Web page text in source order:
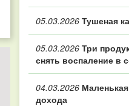
05.03.2026 Тушеная
05.03.2026 Три
снять воспаление в
04.03.2026
дохода